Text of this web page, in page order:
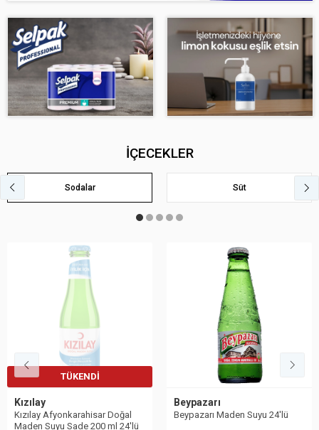
İÇECEKLER
Sodalar Süt
Beypazarı
Beypazarı Maden Suyu 24′lü
Sırma
Sırma Meyveli Soda C Vitaminli